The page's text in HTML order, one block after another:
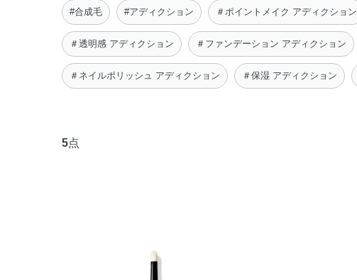
#合成毛 #アディクション ＃ポイントメイク アディクション
＃透明感 アディクション ＃ファンデーション アディクション
＃ネイルポリッシュ アディクション ＃保湿 アディクション
5点